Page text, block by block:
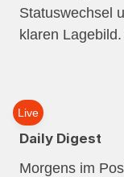
Statuswechsel
klaren
Live
Daily Digest
Morgens im